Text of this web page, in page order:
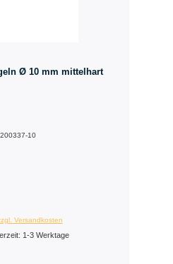
Ø 10 mm mittelhart
10
Versandkosten
1-3 Werktage